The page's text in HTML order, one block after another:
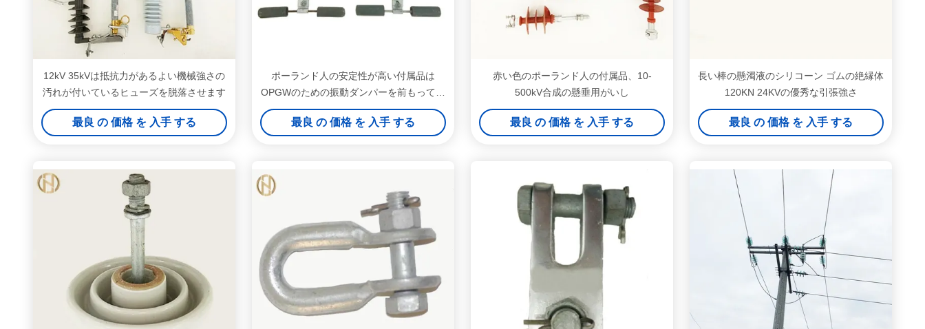
12kV 35kVは抵抗力があるよい機械強さの
汚れが付いているヒューズを脱落させます
最良 の 価格 を 入手 する
ポーランド人の安定性が高い付属品は
OPGWのための振動ダンパーを前もって形
成しました
最良 の 価格 を 入手 する
赤い色のポーランド人の付属品、10-
500kV合成の懸垂用がいし
最良 の 価格 を 入手 する
長い棒の懸濁液のシリコーン ゴムの絶縁体
120KN 24KVの優秀な引張強さ
最良 の 価格 を 入手 する